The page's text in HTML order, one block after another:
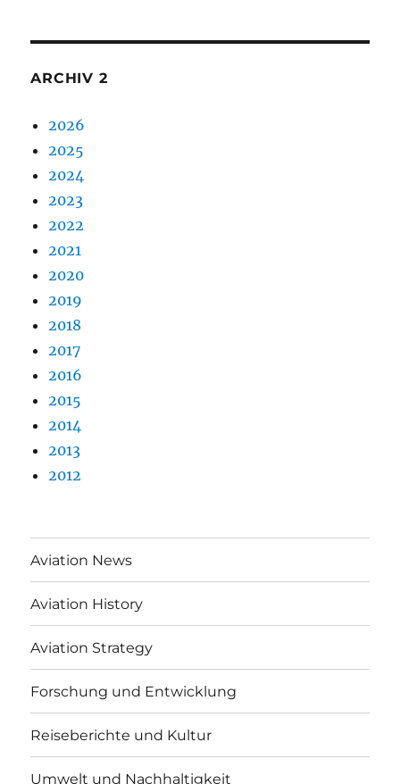
ARCHIV 2
2026
2025
2024
2023
2022
2021
2020
2019
2018
2017
2016
2015
2014
2013
2012
Aviation News
Aviation History
Aviation Strategy
Forschung und Entwicklung
Reiseberichte und Kultur
Umwelt und Nachhaltigkeit